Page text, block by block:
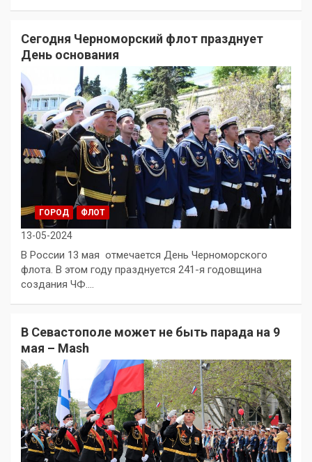
Сегодня Черноморский флот празднует
День основания
ГОРОД ФЛОТ
13-05-2024
В России 13 мая отмечается День Черноморского
флота. В этом году празднуется 241-я годовщина
создания ЧФ.…
В Севастополе может не быть парада на 9
мая – Mash